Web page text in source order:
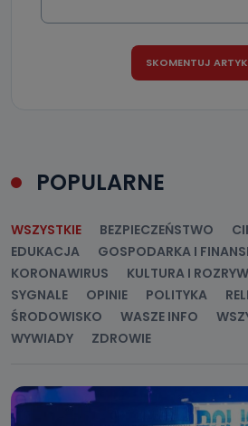
e-mailowo pod adresem:
POPULARNE
WSZYSTKIE BEZPIECZEŃSTWO
EDUKACJA
GOSPODARKA I
KORONAWIRUS
KULTURA I
SYGNALE
OPINIE POLITYKA
ŚRODOWISKO
WASZE INFO
WYWIADY
ZDROWIE